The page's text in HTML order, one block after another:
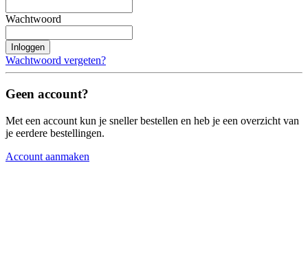
Wachtwoord
Inloggen
Wachtwoord vergeten?
Geen account?
Met een account kun je sneller bestellen en heb je een overzicht van
je eerdere bestellingen.
Account aanmaken